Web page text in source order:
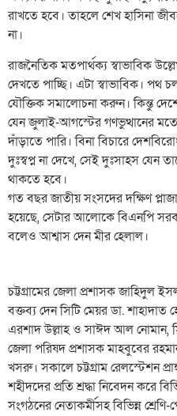
রাখতে হবে। তাহলে শেখ হাসিনা
না।
রাজনৈতিক মতপার্থক্য স্বাভাবিক
দেখতে পাচ্ছি। এটা স্বাভাবিক। পথ
যৌক্তিক সমালোচনা করুন। কিন্তু
যেন জুলাই-আগস্টের গণভুত্থানের
দাঁড়াতে পারি। বিনা বিচারে
দুঃস্বপ্ন না দেখে, সেই দুঃসাহস যেন
থাকতে হবে।
গত বছর জাতীয় সংসদের দক্ষিণ
হয়েছে, সেটার আলোকে বিএনপি
বলেও আশ্বাস দেন মীর হেলাল।
চট্টগ্রামের জেলা প্রশাসক জাহিদুল
বক্তব্য দেন সিটি মেয়র ডা.
এরশাদ উল্লাহ ও সাঈদ আল নোমান,
জেলা পরিষদ প্রশাসক মাহবুবের
খসরু। সকালে চট্টগ্রাম রেলস্টেশন
শহীদদের প্রতি শ্রদ্ধা নিবেদন করে
সংগঠনের নেতাকর্মীসহ বিভিন্ন